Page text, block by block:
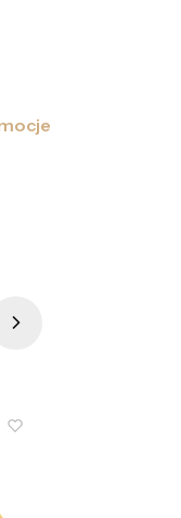
Następne produkty